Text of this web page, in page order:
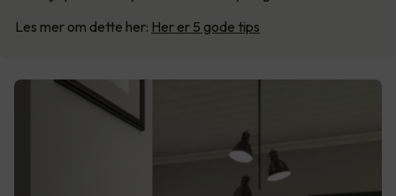
Les mer om dette her: Her er 5 gode tips